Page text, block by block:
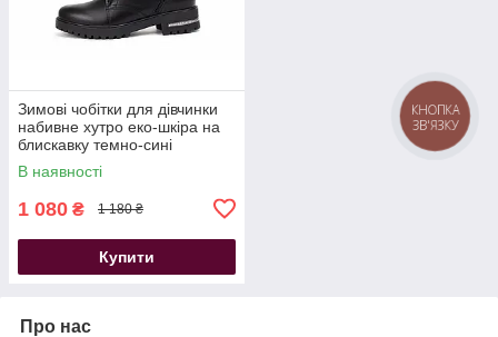
Зимові чобітки для дівчинки
набивне хутро еко-шкіра на
блискавку темно-сині
В наявності
1 080 ₴ 1 180 ₴
Купити
Про нас
КНОПКА
ЗВ'ЯЗКУ